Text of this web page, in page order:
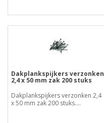
Dakplankspijkers verzonken
2,4 x 50 mm zak 200 stuks
Dakplankspijkers verzonken 2,4
x 50 mm zak 200 stuks....